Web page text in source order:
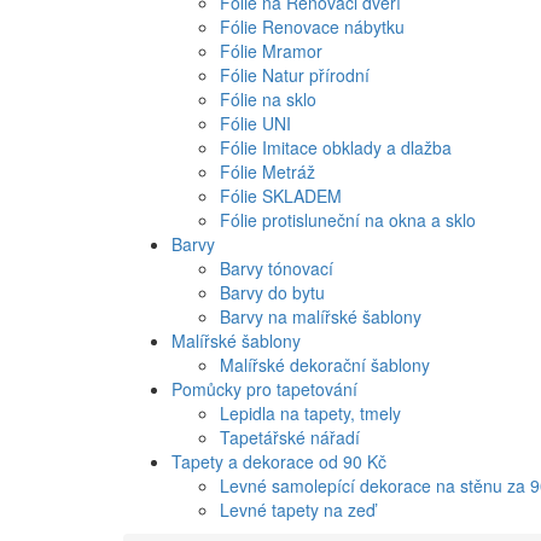
Fólie Renovace nábytku
Fólie Mramor
Fólie Natur přírodní
Fólie na sklo
Fólie UNI
Fólie Imitace obklady a dlažba
Fólie Metráž
Fólie SKLADEM
Fólie protisluneční na okna a sklo
Barvy
Barvy tónovací
Barvy do bytu
Barvy na malířské šablony
Malířské šablony
Malířské dekorační šablony
Pomůcky pro tapetování
Lepidla na tapety, tmely
Tapetářské nářadí
Tapety a dekorace od 90 Kč
Levné samolepící dekorace na stěnu za
Levné tapety na zeď